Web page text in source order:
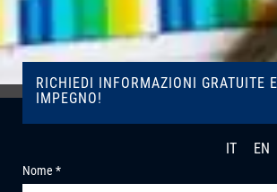
RICHIEDI INFORMAZIONI GRATUITE
IMPEGNO!
IT EN
Nome *